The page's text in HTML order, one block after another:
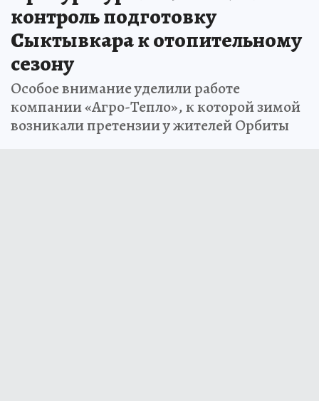
контроль подготовку
Сыктывкара к отопительному
сезону
Особое внимание уделили работе
компании «Агро-Тепло», к которой зимой
возникали претензии у жителей Орбиты